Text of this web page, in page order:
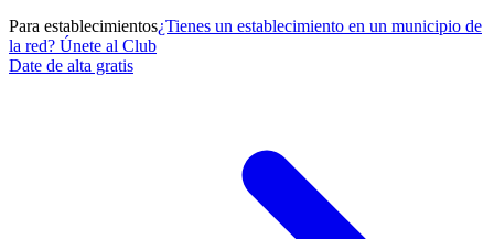
Para establecimientos¿Tienes un establecimiento en un municipio de
la red? Únete al Club
Date de alta gratis